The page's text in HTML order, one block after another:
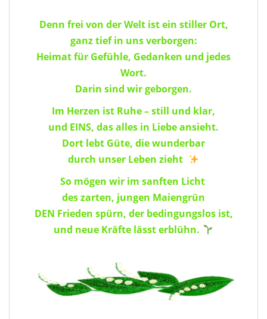
Denn frei von der Welt ist ein stiller Ort,
ganz tief in uns verborgen:
Heimat für Gefühle, Gedanken und jedes
Wort.
Darin sind wir geborgen.
Im Herzen ist Ruhe – still und klar,
und EINS, das alles in Liebe ansieht.
Dort lebt Güte, die wunderbar
durch unser Leben zieht
So mögen wir im sanften Licht
des zarten, jungen Maiengrün
DEN Frieden spürn, der bedingungslos ist,
und neue Kräfte lässt erblühn.